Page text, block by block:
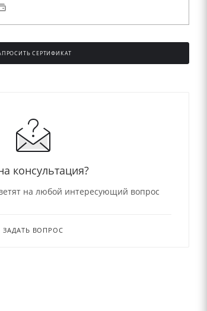
СЕРТИФИКАТ
консультация?
на любой интересующий вопрос
ЗАДАТЬ ВОПРОС